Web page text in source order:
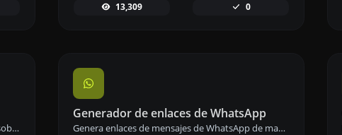
13,309 0
Accede a información detallada y aproximada sobre cualquier dirección IP de forma sencilla y rápida.
Generador de enlaces de WhatsApp
Genera enlaces de mensajes de WhatsApp de manera sencilla para facilitar la comunicación instantánea.